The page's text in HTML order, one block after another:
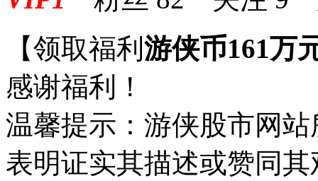
【领取福利 游侠币161万
感谢福利！
温馨提示：游侠股市网
表明证实其描述或赞同